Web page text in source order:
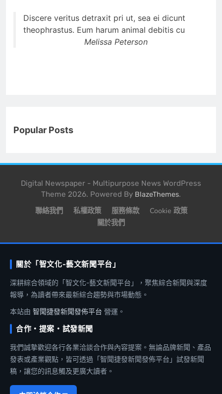
Discere veritus detraxit pri ut, sea ei dicunt
theophrastus. Eum harum animal debitis cu
Melissa Peterson
Popular Posts
Digital Newspaper - Multipurpose News WordPress
Theme 2026. Powered By BlazeThemes.
聯絡我們 私權政策 服務條款
Cookie 政策
關於我們
關於「智文化-藝文新聞平台」
深耕綜合領域的「智文化-藝文新聞平台」，聚焦綜合新聞與深度
報導，為讀者帶來最新綜合趨勢與市場動態。
本站由 智聞捷發新聞發佈平台 營運。
合作・提案・試發新聞
我們誠摯歡迎各行各業洽談合作與內容提案。無論品牌新聞、產品
發表或產業觀點，皆可透過「智聞捷發新聞發佈平台」試發新聞
稿，讓您的訊息觸及更廣大讀者。